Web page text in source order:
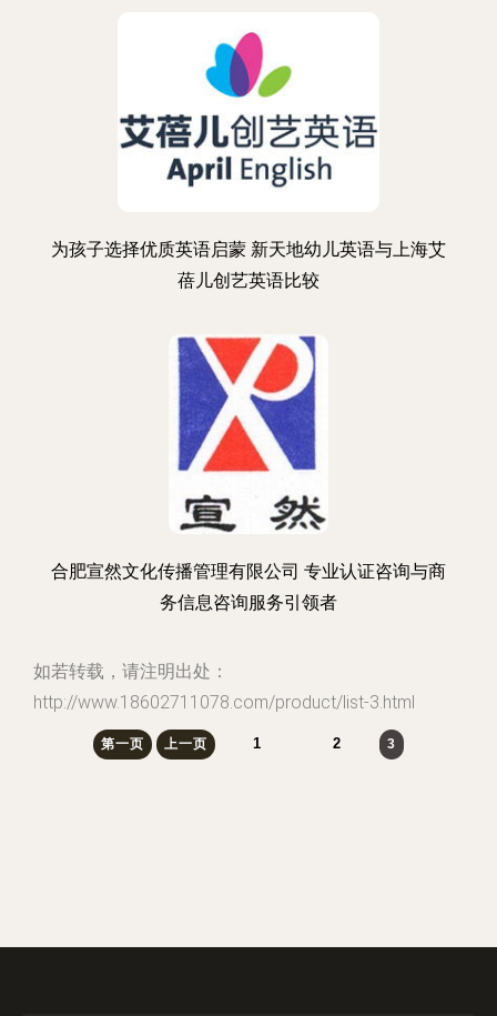
为孩子选择优质英语启蒙 新天地幼儿英语与上海艾
蓓儿创艺英语比较
合肥宣然文化传播管理有限公司 专业认证咨询与商
务信息咨询服务引领者
如若转载，请注明出处：
http://www.18602711078.com/product/list-3.html
第一页 上一页 1 2 3